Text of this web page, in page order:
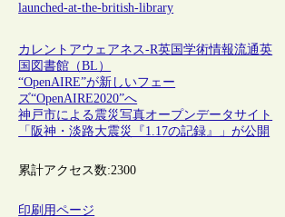
launched-at-the-british-library
カレントアウェアネス-R英国学術情報流通英
国図書館（BL）
“OpenAIRE”が新しいフェー
ズ“OpenAIRE2020”へ
神戸市による震災写真オープンデータサイト
「阪神・淡路大震災『1.17の記録』」が公開
累計アクセス数:2300
印刷用ページ